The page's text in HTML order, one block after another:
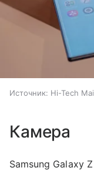
Источник: Hi-Tech
Камера
Samsung Galaxy